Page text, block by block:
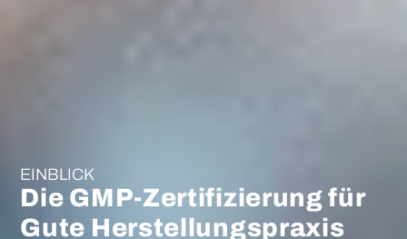
EINBLICK
Die GMP-Zertifizierung für
Gute Herstellungspraxis